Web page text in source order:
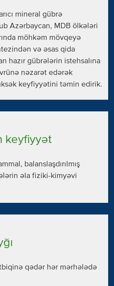
mineral gübrə
Azərbaycan, MDB ölkələri
möhkəm mövqeyə
və əsas qida
hazır gübrələrin istehsalına
nəzarət edərək
keyfiyyətini təmin edirik.
keyfiyyət
balanslaşdırılmış
əla fiziki-kimyəvi
qədər hər mərhələdə